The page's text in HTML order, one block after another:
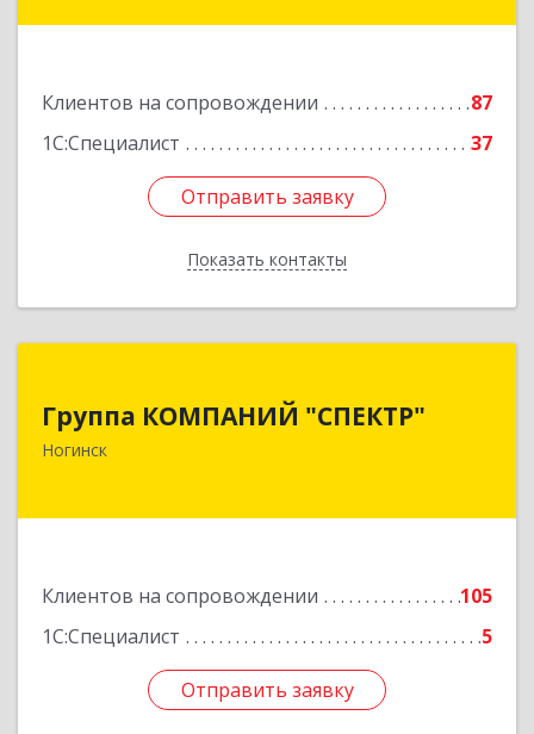
Клиентов на сопровождении
87
1С:Специалист
37
Отправить заявку
Показать контакты
Подробнее
Отправить заявку
Назад
Группа КОМПАНИЙ "СПЕКТР"
Ногинск
Клиентов на сопровождении
105
1С:Специалист
5
Отправить заявку
Ногинск г, Рогожская ул, дом № 89, оф.210
Подробнее
Отправить заявку